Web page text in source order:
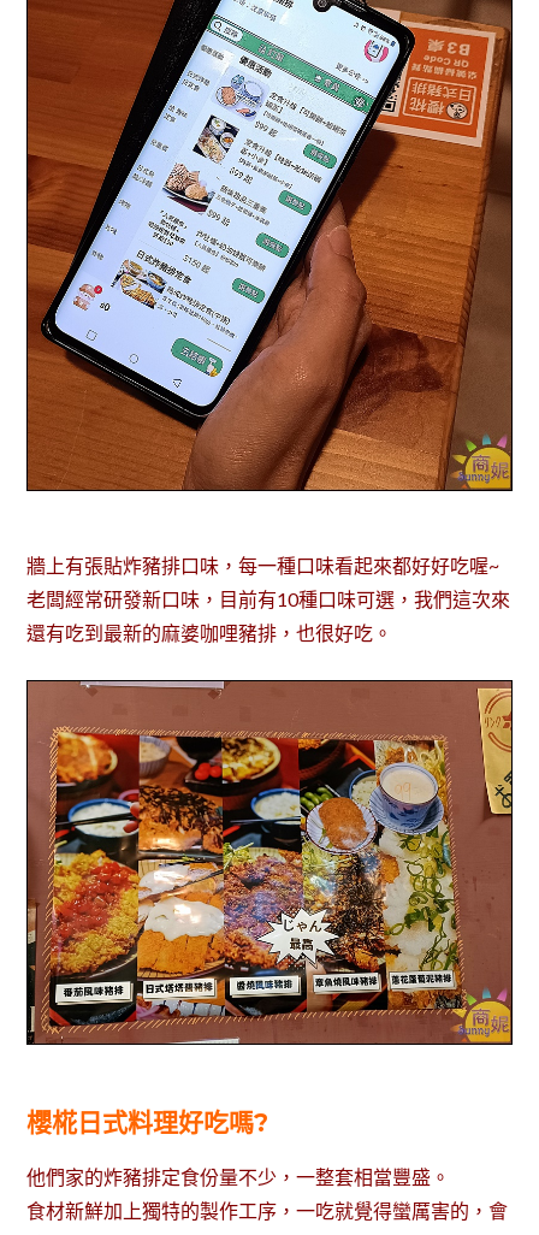
牆上有張貼炸豬排口味，每一種口味看起來都好好吃喔~
老闆經常研發新口味，目前有10種口味可選，我們這次來
還有吃到最新的麻婆咖哩豬排，也很好吃。
櫻椛日式料理好吃嗎?
他們家的炸豬排定食份量不少，一整套相當豐盛。
食材新鮮加上獨特的製作工序，一吃就覺得蠻厲害的，會